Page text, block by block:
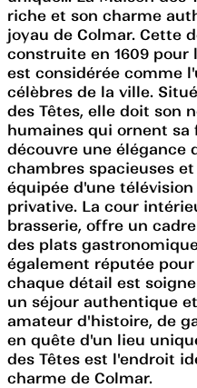
riche et son charme
joyau de Colmar. Cette
construite en 1609 pour
est considérée comme
célèbres de la ville.
des Têtes, elle doit son
humaines qui ornent sa
découvre une élégance
chambres spacieuses
équipée d'une
privative. La cour
brasserie, offre un
des plats
également réputée
chaque détail est
un séjour authentique
amateur d'histoire, de
en quête d'un lieu
des Têtes est l'endroit
charme de Colmar.